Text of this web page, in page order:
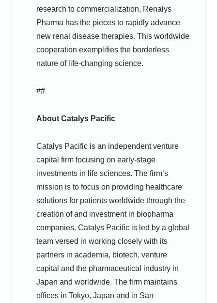
research to commercialization, Renalys
Pharma has the pieces to rapidly advance
new renal disease therapies. This worldwide
cooperation exemplifies the borderless
nature of life-changing science.
##
About Catalys Pacific
Catalys Pacific is an independent venture
capital firm focusing on early-stage
investments in life sciences. The firm’s
mission is to focus on providing healthcare
solutions for patients worldwide through the
creation of and investment in biopharma
companies. Catalys Pacific is led by a global
team versed in working closely with its
partners in academia, biotech, venture
capital and the pharmaceutical industry in
Japan and worldwide. The firm maintains
offices in Tokyo, Japan and in San